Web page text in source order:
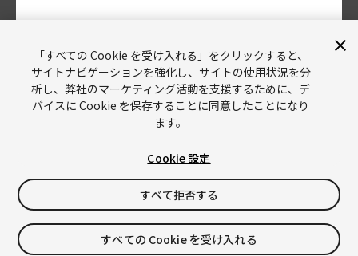
清原 隆行
Unity
Copyright © 2026 Unity Technologies
リーガル情報 プライバシーポリシー Cookies
「すべての Cookie を受け入れる」をクリックすると、
サイトナビゲーションを強化し、サイトの使用状況を分
析し、弊社のマーケティング活動を支援するために、デ
バイスに Cookie を保存することに同意したことになり
ます。
Cookie 設定
すべて拒否する
すべての Cookie を受け入れる